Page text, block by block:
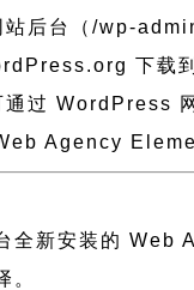
站后台（/wp-
下载
过 WordPress
Agency
全新安装的 Web
。